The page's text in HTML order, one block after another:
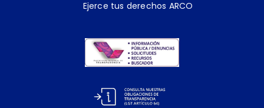
Ejerce tus derechos ARCO